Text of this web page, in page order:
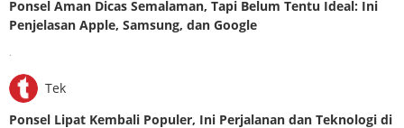
Ponsel Aman Dicas Semalaman, Tapi Belum Tentu Ideal: Ini
Penjelasan Apple, Samsung, dan Google
.
Tek
Ponsel Lipat Kembali Populer, Ini Perjalanan dan Teknologi di